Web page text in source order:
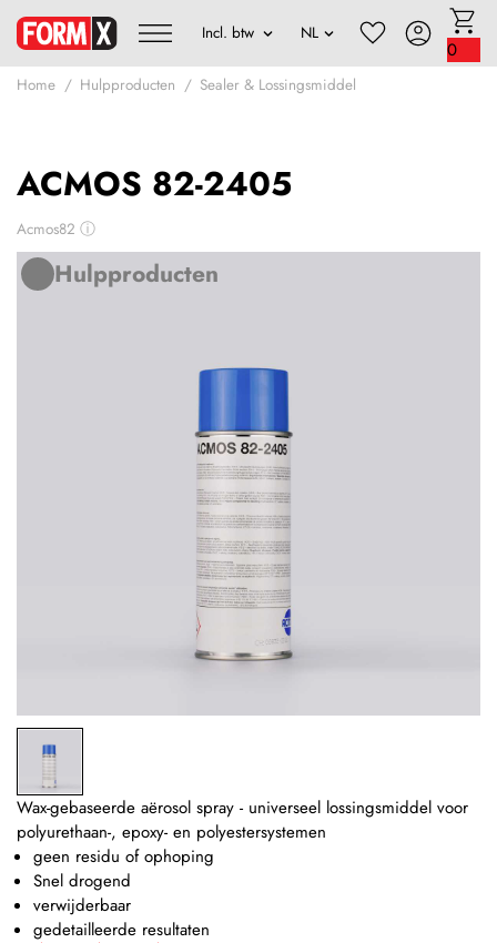
0
Home Hulpproducten Sealer & Lossingsmiddel
ACMOS 82-2405
Acmos82 ⓘ
Hulpproducten
Wax-gebaseerde aërosol spray - universeel lossingsmiddel voor
polyurethaan-, epoxy- en polyestersystemen
geen residu of ophoping
Snel drogend
verwijderbaar
gedetailleerde resultaten